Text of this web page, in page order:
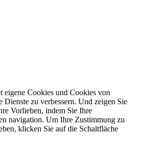
eigene Cookies und Cookies von
Dienste zu verbessern. Und zeigen Sie
Vorlieben, indem Sie Ihre
navigation. Um Ihre Zustimmung zu
klicken Sie auf die Schaltfläche